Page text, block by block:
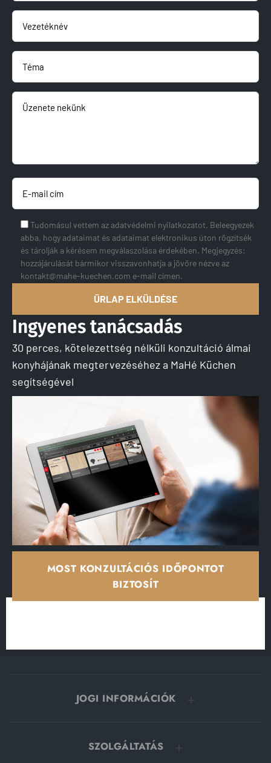
Tudomásul vettem az adatvédelmi nyilatkozatot. Beleegyezek
abba, hogy adataimat és adataimat elektronikus úton rögzítsék
és tárolják a kérésem megválaszolása érdekében. Megjegyzés:
hozzájárulását bármikor visszavonhatja a jövőre nézve az
kontakt@mahe-kuechen.com e-mail címen.
Ingyenes tanácsadás
30 perces, kötelezettség nélküli konzultáció álmai
konyhájának megtervezéséhez a MaHé Küchen
segítségével
MOST KONZULTÁCIÓS IDŐPONTOT
BIZTOSÍT
JOGI INFORMÁCIÓK
SZOLGÁLTATÁS